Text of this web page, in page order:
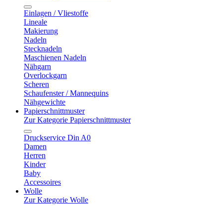
Einlagen / Vliestoffe
Lineale
Makierung
Nadeln
Stecknadeln
Maschienen Nadeln
Nähgarn
Overlockgarn
Scheren
Schaufenster / Mannequins
Nähgewichte
Papierschnittmuster
Zur Kategorie Papierschnittmuster
Druckservice Din A0
Damen
Herren
Kinder
Baby
Accessoires
Wolle
Zur Kategorie Wolle